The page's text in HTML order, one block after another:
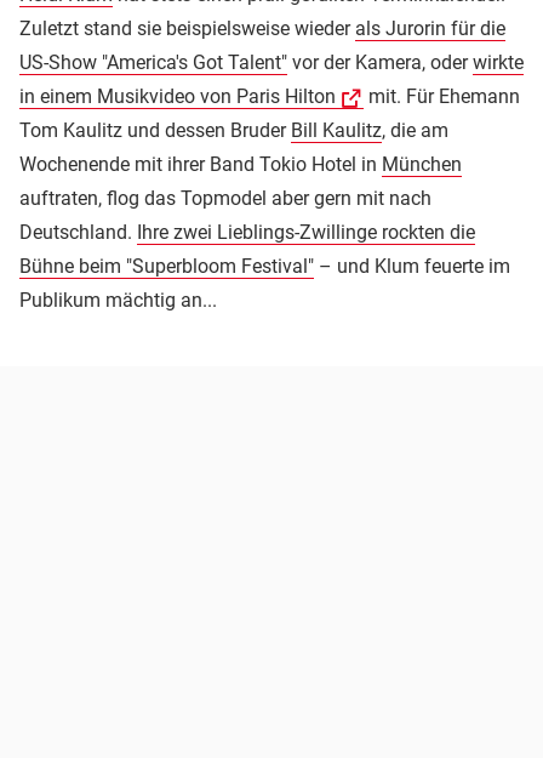
Zuletzt stand sie beispielsweise wieder als Jurorin für die
US-Show "America's Got Talent" vor der Kamera, oderwirkte
in einem Musikvideo von Paris Hilton
mit. Für Ehemann
Tom Kaulitz und dessen Bruder Bill Kaulitz, die am
Wochenende mit ihrer Band Tokio Hotel in München
auftraten, flog das Topmodel aber gern mit nach
Deutschland. Ihre zwei Lieblings-Zwillinge rockten die
Bühne beim "Superbloom Festival" – und Klum feuerte im
Publikum mächtig an...